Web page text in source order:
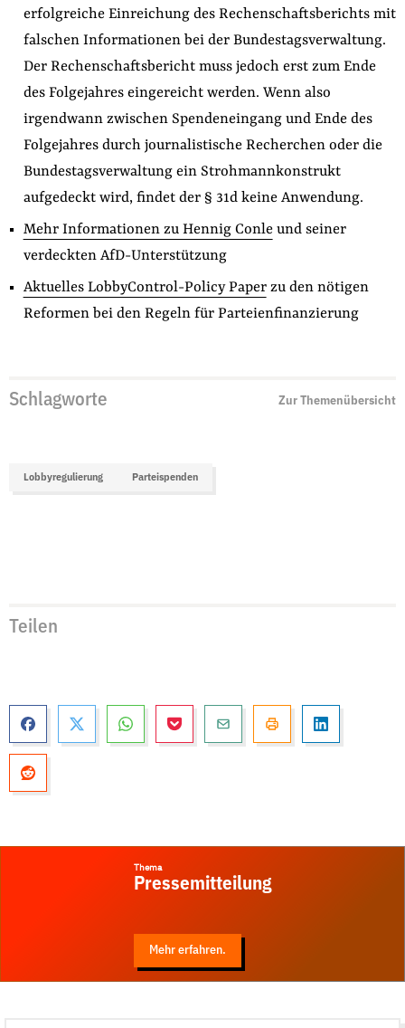
erfolgreiche Einreichung des Rechenschaftsberichts mit
falschen Informationen bei der Bundestagsverwaltung.
Der Rechenschaftsbericht muss jedoch erst zum Ende
des Folgejahres eingereicht werden. Wenn also
irgendwann zwischen Spendeneingang und Ende des
Folgejahres durch journalistische Recherchen oder die
Bundestagsverwaltung ein Strohmannkonstrukt
aufgedeckt wird, findet der § 31d keine Anwendung.
Mehr Informationen zu Hennig Conleund seiner
verdeckten AfD-Unterstützung
Aktuelles LobbyControl-Policy Paperzu den nötigen
Reformen bei den Regeln für Parteienfinanzierung
Schlagworte Zur Themenübersicht
Lobbyregulierung Parteispenden
Teilen
Thema
Pressemitteilung
Mehr erfahren.